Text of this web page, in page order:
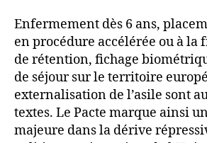
Enfermement dès 6 ans,
en procédure accélérée ou à la
de rétention, fichage
de séjour sur le territoire
externalisation de l’asile sont
textes. Le Pacte marque ainsi
majeure dans la dérive